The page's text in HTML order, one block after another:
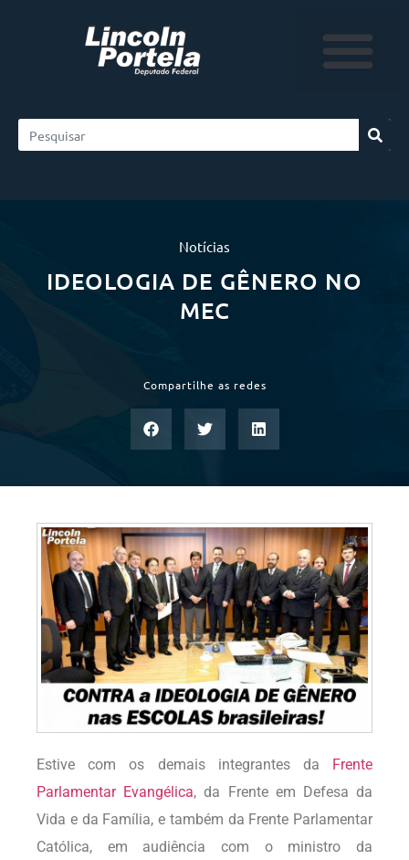
Notícias
IDEOLOGIA DE GÊNERO NO
MEC
Compartilhe as redes
Estive com os demais integrantes da
Frente
Parlamentar Evangélica, da Frente em Defesa da
Vida e da Família, e também da Frente Parlamentar
Católica, em audiência com o ministro da